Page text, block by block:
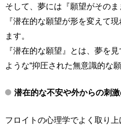
そして、夢には『願望がそのま
『潜在的な願望が形を変えて
ます。
『潜在的な願望』とは、夢を
ような“抑圧された無意識的な願
潜在的な不安や外からの刺
フロイトの心理学でよく取り上